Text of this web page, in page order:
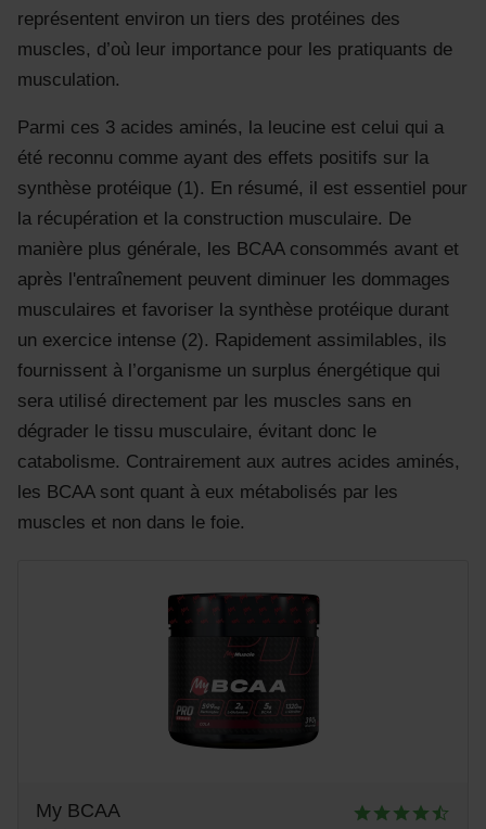
représentent environ un tiers des protéines des
muscles, d’où leur importance pour les pratiquants de
musculation.
Parmi ces 3 acides aminés, la leucine est celui qui a
été reconnu comme ayant des effets positifs sur la
synthèse protéique (1). En résumé, il est essentiel pour
la récupération et la construction musculaire. De
manière plus générale, les BCAA consommés avant et
après l'entraînement peuvent diminuer les dommages
musculaires et favoriser la synthèse protéique durant
un exercice intense (2). Rapidement assimilables, ils
fournissent à l’organisme un surplus énergétique qui
sera utilisé directement par les muscles sans en
dégrader le tissu musculaire, évitant donc le
catabolisme. Contrairement aux autres acides aminés,
les BCAA sont quant à eux métabolisés par les
muscles et non dans le foie.
My BCAA